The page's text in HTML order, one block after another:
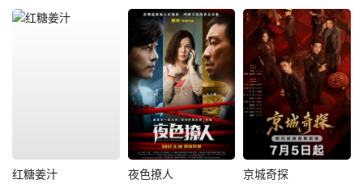
红糖姜汁 夜色撩人 京城奇探